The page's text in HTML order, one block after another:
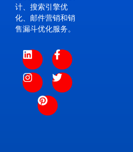
计、搜索引擎优
化、邮件营销和销
售漏斗优化服务。